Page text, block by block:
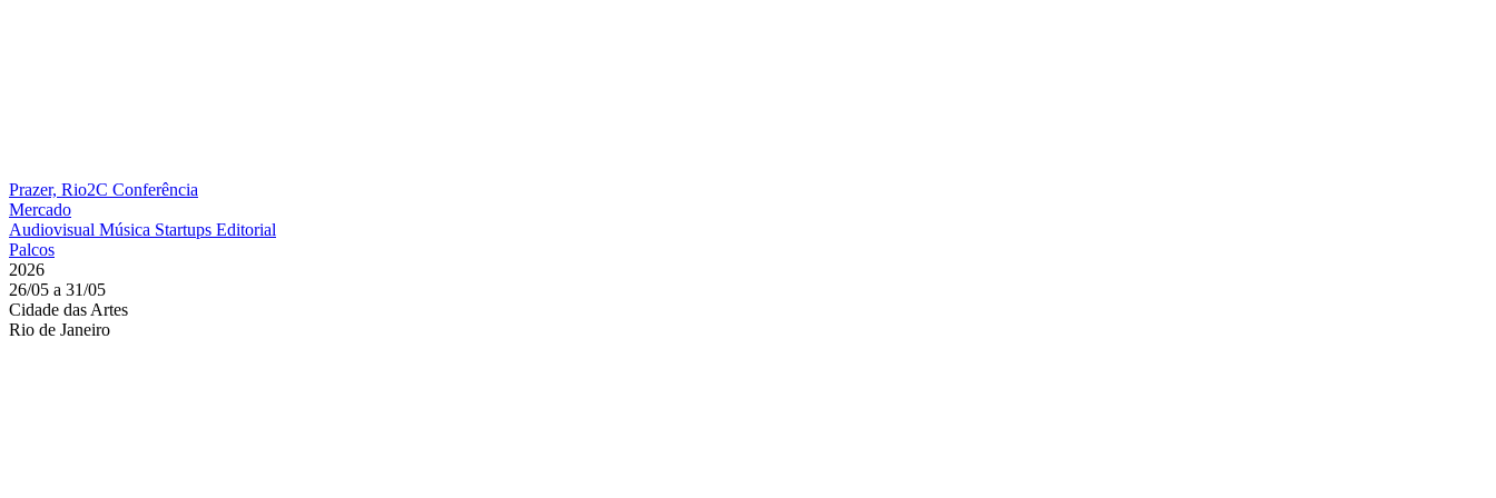
Prazer, Rio2C Conferência
Mercado
Audiovisual Música Startups Editorial
Palcos
2026
26/05 a 31/05
Cidade das Artes
Rio de Janeiro